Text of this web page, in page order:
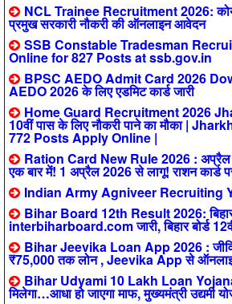
NCL Trainee Recruitment 2026:
प्रमुख सरकारी नौकरी की ऑनलाइन आवेदन
SSB Constable Tradesman
Online for 827 Posts at ssb.gov.in
BPSC AEDO Admit Card 2026
AEDO 2026 के लिए एडमिट कार्ड जारी
Home Guard Recruitment 2026
10वीं पास के लिए नौकरी पाने का मौका |
772 Posts Apply Online |
Ration Card New Rule 2026 : अप्रैल में
एक बार में! 1 अप्रैल 2026 से लागू! राशन कार्ड
Indian Army Agniveer Recruiting
Bihar Board 12th Result 2026: बिहार
interbiharboard.com जारी, बिहार बोर्ड
Bihar Jeevika Loan App 2026 :
₹75,000 तक लोन , Jeevika App से
Bihar Udyami 10 Lakh Loan
मिलेगा…आधा हो जाएगा माफ, मुख्यमंत्री उद्यमी